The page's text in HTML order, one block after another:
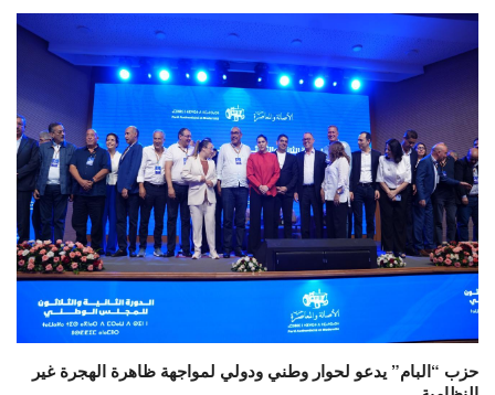
حزب “البام” يدعو لحوار وطني ودولي لمواجهة ظاهرة الهجرة غير